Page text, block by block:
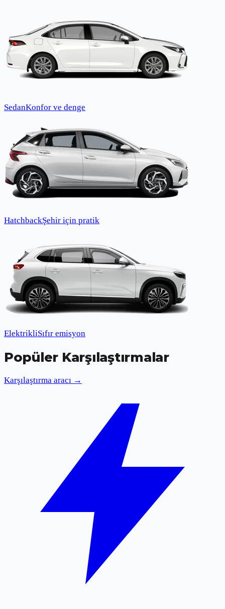
SedanKonfor ve denge
HatchbackŞehir için pratik
ElektrikliSıfır emisyon
Popüler Karşılaştırmalar
Karşılaştırma aracı →